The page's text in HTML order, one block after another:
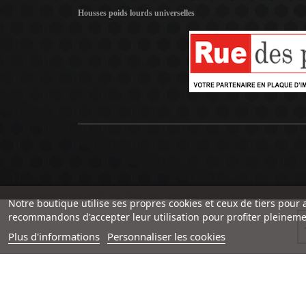
Housses poids lourds universelles
Notre boutique utilise ses propres cookies et ceux de tiers
recommandons d'accepter leur utilisation pour profiter
Plus d'informations Personnaliser les cookies